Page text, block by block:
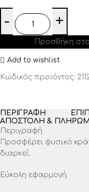
Προσθήκη
Add to wishlist
Κωδικός προϊόντος:
ΠΕΡΙΓΡΑΦΉ
ΑΠΟΣΤΟΛΉ &
Περιγραφή
Προσφέρει φυσικό
διαρκεί.
Εύκολη εφαρμογή.